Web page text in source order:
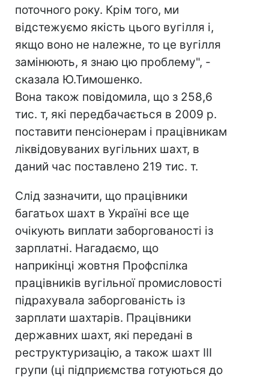
поточного року. Крім того, ми
відстежуємо якість цього вугілля і,
якщо воно не належне, то це вугілля
замінюють, я знаю цю проблему", -
сказала Ю.Тимошенко.
Вона також повідомила, що з 258,6
тис. т, які передбачається в 2009 р.
поставити пенсіонерам і працівникам
ліквідовуваних вугільних шахт, в
даний час поставлено 219 тис. т.
Слід зазначити, що працівники
багатьох шахт в Україні все ще
очікують виплати заборгованості із
зарплатні. Нагадаємо, що
наприкінці жовтня Профспілка
працівників вугільної промисловості
підрахувала заборгованість із
зарплати шахтарів. Працівники
державних шахт, які передані в
реструктуризацію, а також шахт III
групи (ці підприємства готуються до